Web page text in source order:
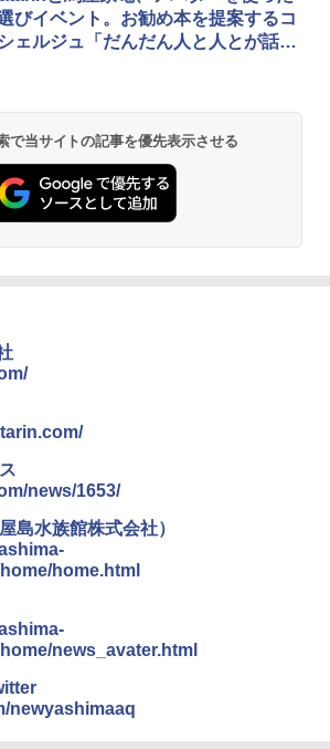
プテント 傘みたいに広げて畳める パッとサ
ッとサンシェード キューブ フルクローズ メ
ッシュ 簡単設置 ワンタッチテント キャンプ
PYKES PEAK (パイクスピーク) 着替えテン
ト プライバシー テント 【中が透けない】 1
人用 折りたたみ 防災グッズ 災害用トイレ ビ
ーチ ピクニック ポップアップテント 携帯 簡
ENDLESS BASE 《めざましテレビで紹介》
テント ワンタッチ RENEW 幅200 2-3人用 43
500002(88859)
￥5,999
[キャンパーズコレクション 山善] 傘みたいに
ーティング フルクローズ メッシュ 3-4人用
簡単設置 ポップアップテント エクルベージ
ュ(BC仕様) PATC-150B(EB)
広げるだけ パッとサッとテント キューブワ
イドプラス ブラックコーティング フルクロ
ーズ メッシュ 5人用 簡単設置 ポップアップ
ラソル ガーデン サイトシート付 折りたたみ
防水 UVカット 4段階高さ調整 軽量 収納袋付
き
GRANDOOR ステンレス保冷剤 2個セット 2
026リニューアル 急速冷凍 空間倍増 衛生的
コンパクト 保冷力長持ち
￥2,980
秒）射程5～10m 安全ロック搭載 携帯収納袋
付き ヒグマ・イノシシ対策 自治体・教育機
関の購入実績 登山・キャンプ・アウトドア・
￥3,680
Across やわらか保冷剤 日本製 固まらない 1
1cm ソフト 2個セット (2個セット)
着替えテント トイレテント 透けない【換気
通気窓付き】収納袋付き UVカット 防水 防災
コンパクト iimono117 (ブルー)
びイベント。お勧め本を提案するコ
ェルジュ「だんだん人と人とが話す
で当サイトの記事を優先表示させる
news/1653/
島水族館株式会社）
home.html
news_avater.html
newyashimaaq